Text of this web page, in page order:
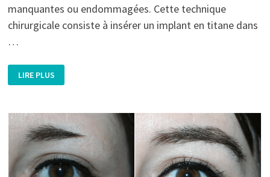
manquantes ou endommagées. Cette technique
chirurgicale consiste à insérer un implant en titane dans
…
COMPLET
D’IMPLANTOLOGIE
TOUTES
LES
OPTIONS
OFFERTES
PAR
LA
MÉDECINE
DENTAIRE
LIRE PLUS